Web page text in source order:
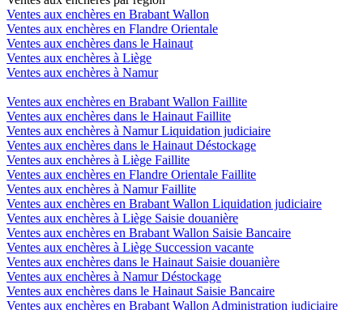
Ventes aux enchères en Brabant Wallon
Ventes aux enchères en Flandre Orientale
Ventes aux enchères dans le Hainaut
Ventes aux enchères à Liège
Ventes aux enchères à Namur
Ventes aux enchères en Brabant Wallon Faillite
Ventes aux enchères dans le Hainaut Faillite
Ventes aux enchères à Namur Liquidation judiciaire
Ventes aux enchères dans le Hainaut Déstockage
Ventes aux enchères à Liège Faillite
Ventes aux enchères en Flandre Orientale Faillite
Ventes aux enchères à Namur Faillite
Ventes aux enchères en Brabant Wallon Liquidation judiciaire
Ventes aux enchères à Liège Saisie douanière
Ventes aux enchères en Brabant Wallon Saisie Bancaire
Ventes aux enchères à Liège Succession vacante
Ventes aux enchères dans le Hainaut Saisie douanière
Ventes aux enchères à Namur Déstockage
Ventes aux enchères dans le Hainaut Saisie Bancaire
Ventes aux enchères en Brabant Wallon Administration judiciaire